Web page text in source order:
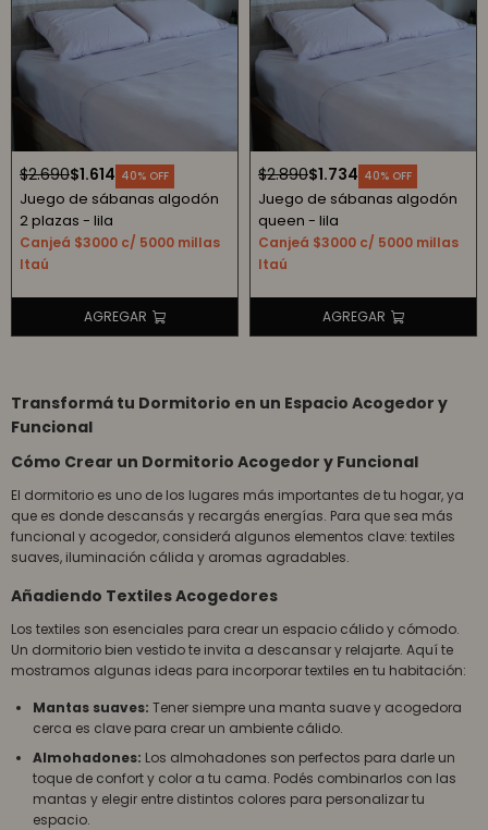
$1.614
$2.690 40
Juego de sábanas algodón
2 plazas - lila
Canjeá $3000 c/ 5000 millas
Itaú
$1.734
$2.890 40
Juego de sábanas algodón
queen - lila
Canjeá $3000 c/ 5000 millas
Itaú
Transformá tu Dormitorio en un Espacio Acogedor y
Funcional
Cómo Crear un Dormitorio Acogedor y Funcional
El dormitorio es uno de los lugares más importantes de tu hogar, ya
que es donde descansás y recargás energías. Para que sea más
funcional y acogedor, considerá algunos elementos clave: textiles
suaves, iluminación cálida y aromas agradables.
Añadiendo Textiles Acogedores
Los textiles son esenciales para crear un espacio cálido y cómodo.
Un dormitorio bien vestido te invita a descansar y relajarte. Aquí te
mostramos algunas ideas para incorporar textiles en tu habitación:
Mantas suaves: Tener siempre una manta suave y acogedora
cerca es clave para crear un ambiente cálido.
Almohadones: Los almohadones son perfectos para darle un
toque de confort y color a tu cama. Podés combinarlos con las
mantas y elegir entre distintos colores para personalizar tu
espacio.